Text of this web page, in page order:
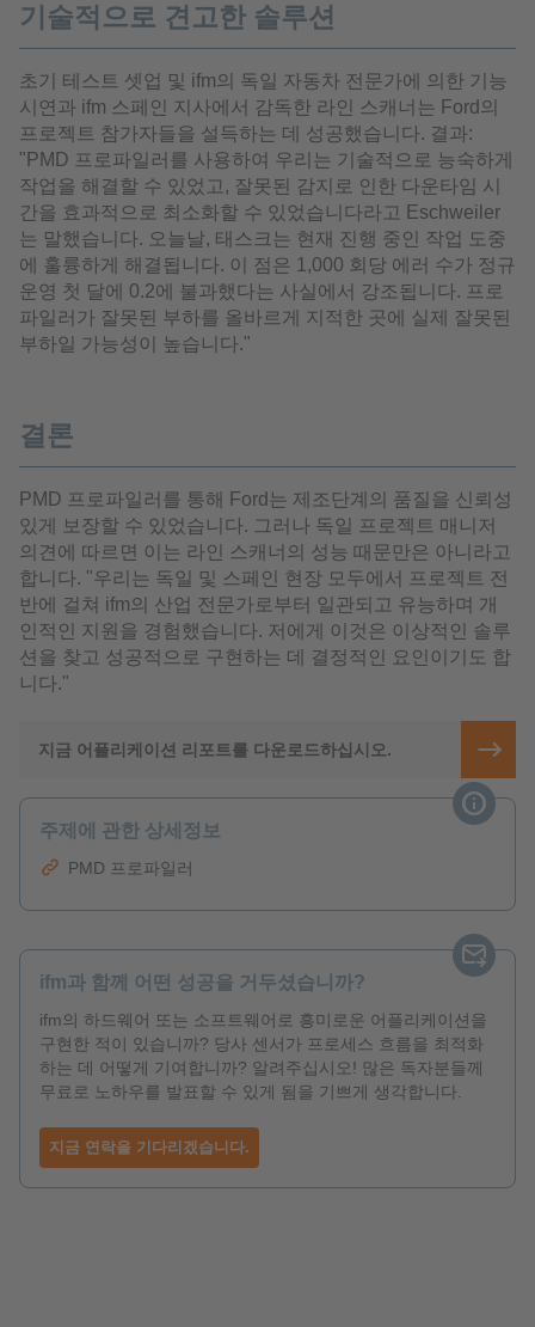
기술적으로 견고한 솔루션
초기 테스트 셋업 및 ifm의 독일 자동차 전문가에 의한 기능
시연과 ifm 스페인 지사에서 감독한 라인 스캐너는 Ford의
프로젝트 참가자들을 설득하는 데 성공했습니다. 결과:
"PMD 프로파일러를 사용하여 우리는 기술적으로 능숙하게
작업을 해결할 수 있었고, 잘못된 감지로 인한 다운타임 시
간을 효과적으로 최소화할 수 있었습니다라고 Eschweiler
는 말했습니다. 오늘날, 태스크는 현재 진행 중인 작업 도중
에 훌륭하게 해결됩니다. 이 점은 1,000 회당 에러 수가 정규
운영 첫 달에 0.2에 불과했다는 사실에서 강조됩니다. 프로
파일러가 잘못된 부하를 올바르게 지적한 곳에 실제 잘못된
부하일 가능성이 높습니다."
결론
PMD 프로파일러를 통해 Ford는 제조단계의 품질을 신뢰성
있게 보장할 수 있었습니다. 그러나 독일 프로젝트 매니저
의견에 따르면 이는 라인 스캐너의 성능 때문만은 아니라고
합니다. "우리는 독일 및 스페인 현장 모두에서 프로젝트 전
반에 걸쳐 ifm의 산업 전문가로부터 일관되고 유능하며 개
인적인 지원을 경험했습니다. 저에게 이것은 이상적인 솔루
션을 찾고 성공적으로 구현하는 데 결정적인 요인이기도 합
니다."
지금 어플리케이션 리포트를 다운로드하십시오.
주제에 관한 상세정보
PMD 프로파일러
ifm과 함께 어떤 성공을 거두셨습니까?
ifm의 하드웨어 또는 소프트웨어로 흥미로운 어플리케이션을
구현한 적이 있습니까? 당사 센서가 프로세스 흐름을 최적화
하는 데 어떻게 기여합니까? 알려주십시오! 많은 독자분들께
무료로 노하우를 발표할 수 있게 됨을 기쁘게 생각합니다.
지금 연락을 기다리겠습니다.